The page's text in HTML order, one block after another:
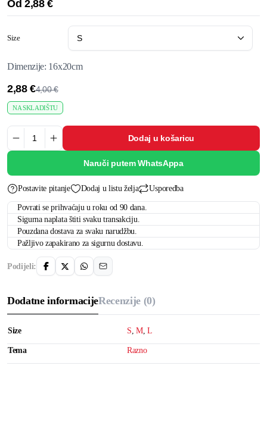
Od 2,88€
Size
Dimenzije: 16x20cm
4,00€
2,88€
NA SKLADIŠTU
Dodaj u košaricu
Naruči putem WhatsAppa
Postavite pitanje Dodaj u listu želja Usporedba
Povrati se prihvaćaju u roku od 90 dana.
Sigurna naplata štiti svaku transakciju.
Pouzdana dostava za svaku narudžbu.
Pažljivo zapakirano za sigurnu dostavu.
Podijeli:
Dodatne informacijeRecenzije (0)
Size S,M,L
Tema Razno